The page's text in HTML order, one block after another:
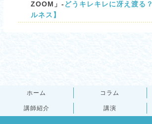
ZOOM」- どうキレキレに冴え渡る
ルネス】
ホーム コラム
講師紹介 講演